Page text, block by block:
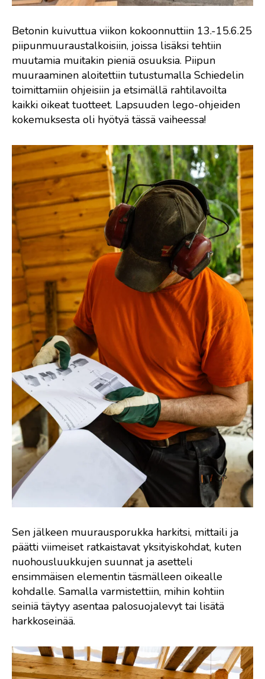
Betonin kuivuttua viikon kokoonnuttiin 13.-15.6.25
piipunmuuraustalkoisiin, joissa lisäksi tehtiin
muutamia muitakin pieniä osuuksia. Piipun
muuraaminen aloitettiin tutustumalla Schiedelin
toimittamiin ohjeisiin ja etsimällä rahtilavoilta
kaikki oikeat tuotteet. Lapsuuden lego-ohjeiden
kokemuksesta oli hyötyä tässä vaiheessa!
Sen jälkeen muurausporukka harkitsi, mittaili ja
päätti viimeiset ratkaistavat yksityiskohdat, kuten
nuohousluukkujen suunnat ja asetteli
ensimmäisen elementin täsmälleen oikealle
kohdalle. Samalla varmistettiin, mihin kohtiin
seiniä täytyy asentaa palosuojalevyt tai lisätä
harkkoseinää.